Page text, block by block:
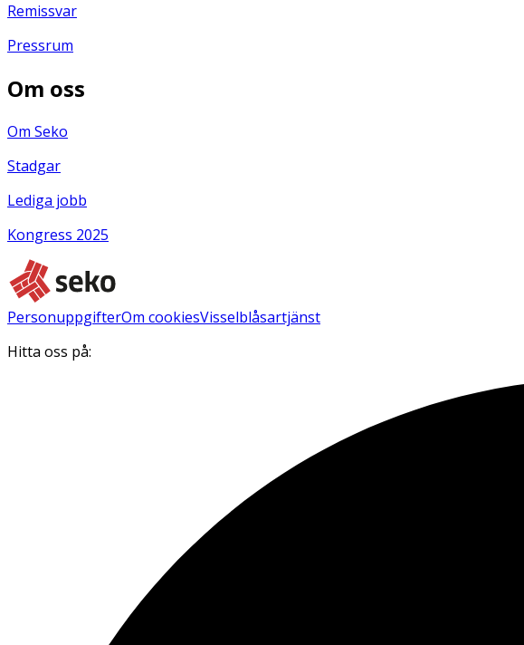
Remissvar
Pressrum
Om oss
Om Seko
Stadgar
Lediga jobb
Kongress 2025
PersonuppgifterOm cookiesVisselblåsartjänst
Hitta oss på: